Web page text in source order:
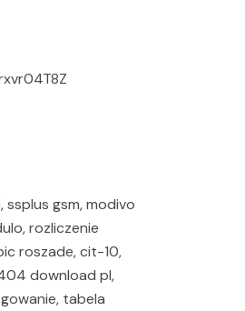
gsm, modivo
rozliczenie
roszade, cit-10,
download pl,
tabela